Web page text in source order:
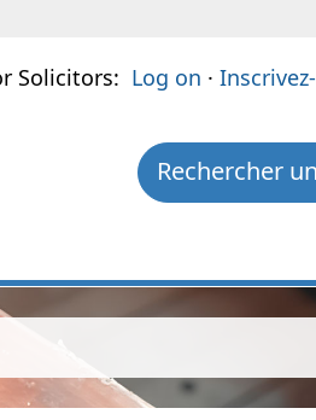
Solicitors: Log on ·
Rechercher